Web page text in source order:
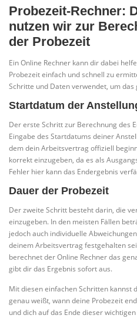
Probezeit-Rechner:
nutzen wir zur
der Probezeit
Ein Online Rechner kann dir dabei
Probezeit einfach und schnell zu
Schritte und Daten verwendet, um
Startdatum der
Der erste Schritt zur Berechnung des
Eingabe des Startdatums deiner
dem dein Arbeitsvertrag offiziell
korrekt einzugeben, da es als
Fehler hier kann das Endergebnis
Dauer der Probezeit
Der zweite Schritt besteht darin, die
einzugeben. In den meisten Fällen
jedoch auch individuelle
deinem Arbeitsvertrag festgehalten
berechnet der Online Rechner das
gibt dir das Ergebnis sofort aus.
Mit diesen einfachen Schritten kannst
genau weißt, wann deine Probezeit
und dich auf das Ende dieser